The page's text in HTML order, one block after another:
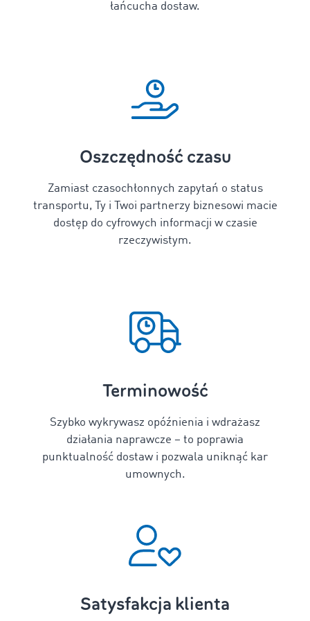
łańcucha dostaw.
Oszczędność czasu
Zamiast czasochłonnych zapytań o status
transportu, Ty i Twoi partnerzy biznesowi macie
dostęp do cyfrowych informacji w czasie
rzeczywistym.
Terminowość
Szybko wykrywasz opóźnienia i wdrażasz
działania naprawcze – to poprawia
punktualność dostaw i pozwala uniknąć kar
umownych.
Satysfakcja klienta